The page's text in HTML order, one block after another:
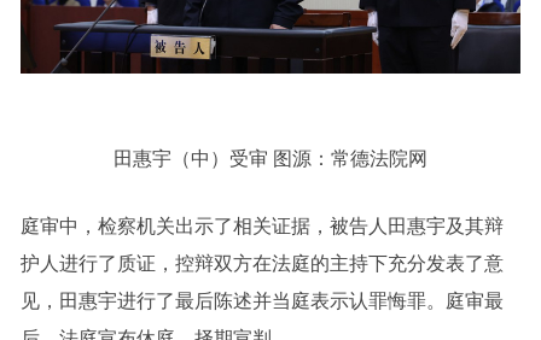
田惠宇（中）受审 图源：常德法院网
庭审中，检察机关出示了相关证据，被告人田惠宇及其辩
护人进行了质证，控辩双方在法庭的主持下充分发表了意
见，田惠宇进行了最后陈述并当庭表示认罪悔罪。庭审最